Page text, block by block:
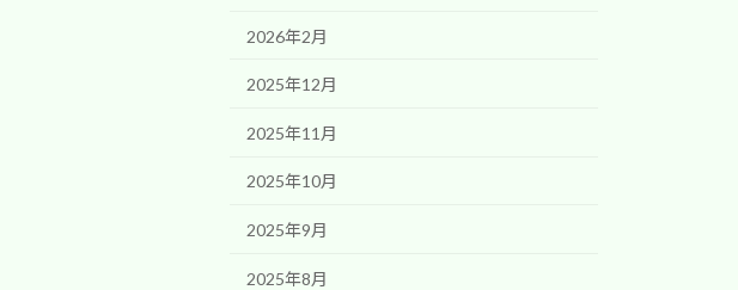
2026年2月
2025年12月
2025年11月
2025年10月
2025年9月
2025年8月